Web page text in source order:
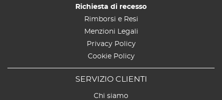
Richiesta di recesso
Rimborsi e Resi
Menzioni Legali
Privacy Policy
Cookie Policy
SERVIZIO CLIENTI
Chi siamo